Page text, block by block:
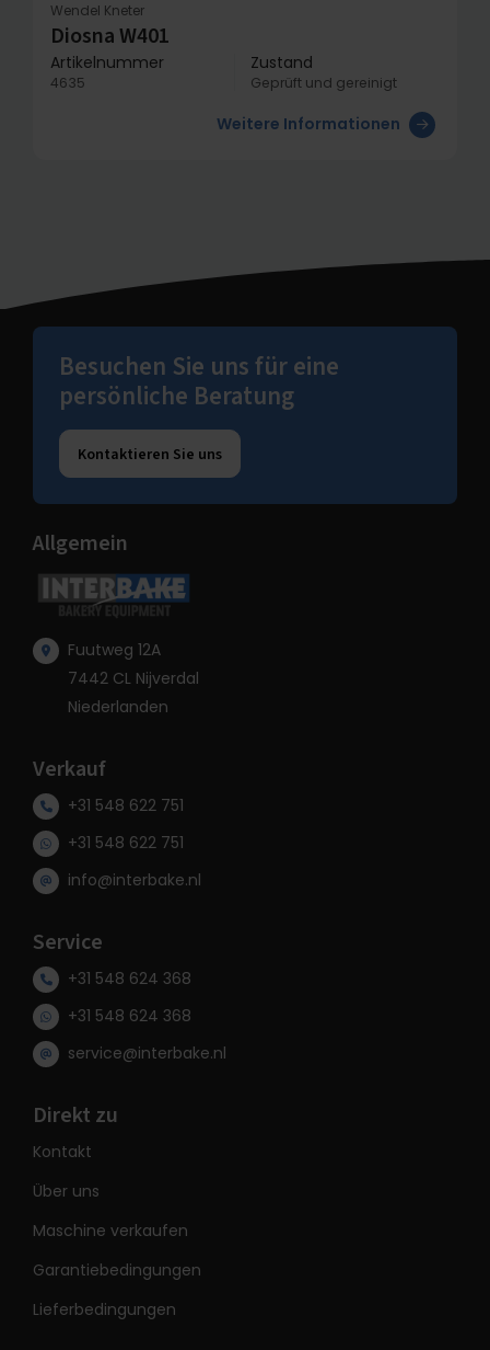
Wendel Kneter
Diosna W401
Artikelnummer
4635
Zustand
Geprüft und gereinigt
Weitere Informationen
Besuchen Sie uns für eine
persönliche Beratung
Kontaktieren Sie uns
Allgemein
Fuutweg 12A
7442 CL Nijverdal
Niederlanden
Verkauf
+31 548 622 751
+31 548 622 751
info@interbake.nl
Service
+31 548 624 368
+31 548 624 368
service@interbake.nl
Direkt zu
Kontakt
Über uns
Maschine verkaufen
Garantiebedingungen
Lieferbedingungen